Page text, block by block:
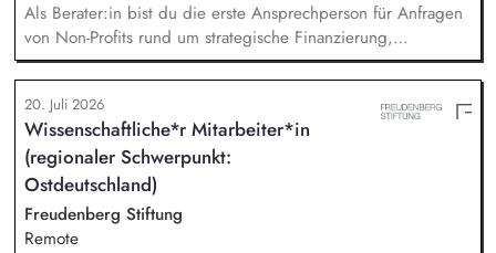
Als Berater:in bist du die erste Ansprechperson für Anfragen
von Non-Profits rund um strategische Finanzierung,
Finanzmanagement und Fundraising. Dabei entwickelst du
den gesamten Prozess von der Anfrage über
Angebotserstellung bis zur eigenverantwortlichen Umsetzung.
Auf Basis der jeweiligen Herausforderungen entwickelst du
passgenaue Beratungsprozesse und berätst Organisationen zu
zentralen Fragen ihrer finanziellen Steuerung und
strategischen Weiterentwicklung.
20. Juli 2026
Wissenschaftliche*r Mitarbeiter*in
(regionaler Schwerpunkt:
Ostdeutschland)
Freudenberg Stiftung
Remote